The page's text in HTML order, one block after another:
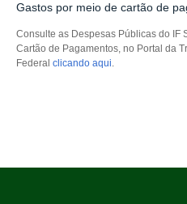
Gastos por meio de cartão de
Consulte as Despesas Públicas do IF
Cartão de Pagamentos, no Portal da
Federal clicando aqui